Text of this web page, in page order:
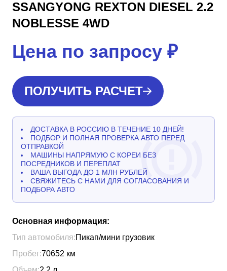
SSANGYONG REXTON DIESEL 2.2
NOBLESSE 4WD
Цена по запросу ₽
ПОЛУЧИТЬ РАСЧЕТ
ДОСТАВКА В РОССИЮ В ТЕЧЕНИЕ 10 ДНЕЙ!
ПОДБОР И ПОЛНАЯ ПРОВЕРКА АВТО ПЕРЕД
ОТПРАВКОЙ
МАШИНЫ НАПРЯМУЮ С КОРЕИ БЕЗ
ПОСРЕДНИКОВ И ПЕРЕПЛАТ
ВАША ВЫГОДА ДО 1 МЛН РУБЛЕЙ
СВЯЖИТЕСЬ С НАМИ ДЛЯ СОГЛАСОВАНИЯ И
ПОДБОРА АВТО
Основная информация:
Тип автомобиля:Пикап/мини грузовик
Пробег:70652 км